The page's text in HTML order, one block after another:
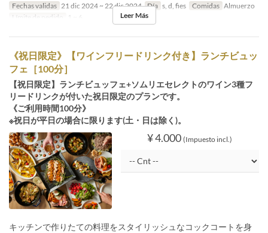
Fechas validas 21 dic 2024 ~ 22 dic 2024 Día s, d, fies Comidas Almuerzo
Límite de pedido
1 ~ 6 Leer Más
《祝日限定》【ワインフリードリンク付き】ランチビュッ
フェ［100分］
【祝日限定】ランチビュッフェ+ソムリエセレクトのワイン3種フ
リードリンクが付いた祝日限定のプランです。
《ご利用時間100分》
※祝日が平日の場合に限ります(土・日は除く)。
¥ 4.000 (Impuesto incl.)
キッチンで作りたての料理をスタイリッシュなコックコートを身